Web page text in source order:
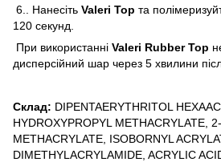
6.. Нанесіть Valeri Top та
120 секунд.
При використанні Valeri Rubber Top
дисперсійний шар через 5 хвилини
Склад: DIPENTAERYTHRITOL
HYDROXYPROPYL METHACRYLATE,
METHACRYLATE, ISOBORNYL
DIMETHYLACRYLAMIDE, ACRYLIC